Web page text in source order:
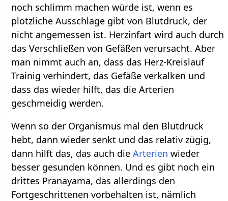
noch schlimm machen würde ist, wenn es
plötzliche Ausschläge gibt von Blutdruck, der
nicht angemessen ist. Herzinfart wird auch durch
das Verschließen von Gefäßen verursacht. Aber
man nimmt auch an, dass das Herz-Kreislauf
Trainig verhindert, das Gefäße verkalken und
dass das wieder hilft, das die Arterien
geschmeidig werden.
Wenn so der Organismus mal den Blutdruck
hebt, dann wieder senkt und das relativ zügig,
dann hilft das, das auch dieArterien wieder
besser gesunden können. Und es gibt noch ein
drittes Pranayama, das allerdings den
Fortgeschrittenen vorbehalten ist, nämlich